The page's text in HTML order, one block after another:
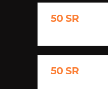
50 SR
50 SR